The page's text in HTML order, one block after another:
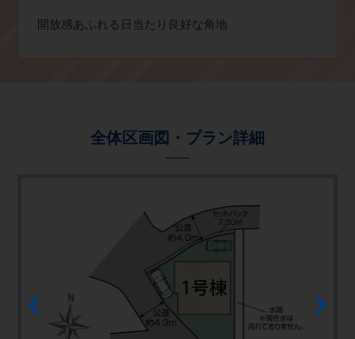
開放感あふれる日当たり良好な角地
全体区画図・プラン詳細